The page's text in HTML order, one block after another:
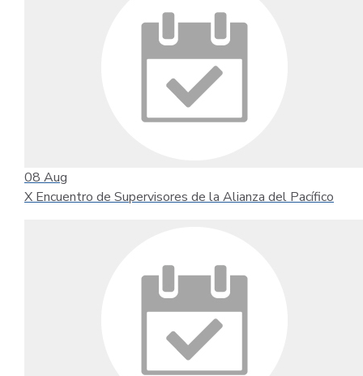
08 Aug
X Encuentro de Supervisores de la Alianza del Pacífico